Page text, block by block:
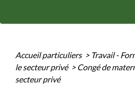
Accueil particuliers > Travail -
le secteur privé > Congé de
secteur privé